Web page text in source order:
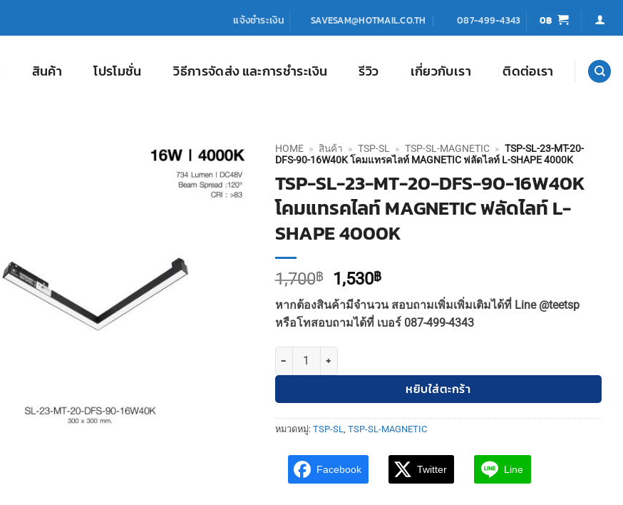
แจ้งชำระเงิน SAVESAM@HOTMAIL.CO.TH 087-499-4343 0฿
สินค้า โปรโมชั่น วิธีการจัดส่ง และการชำระเงิน รีวิว เกี่ยวกับเรา ติดต่อเรา
HOME » สินค้า » TSP-SL » TSP-SL-MAGNETIC » TSP-SL-23-MT-20-
DFS-90-16W40K โคมแทรคไลท์ MAGNETIC ฟลัดไลท์ L-SHAPE 4000K
TSP-SL-23-MT-20-DFS-90-16W40K
โคมแทรคไลท์ MAGNETIC ฟลัดไลท์ L-
SHAPE 4000K
1,700฿
Original
price
was:
1,700฿.
1,530฿Current
is:
1,530฿.
หากต้องสินค้ามีจำนวน สอบถามเพิ่มเพิ่มเติมได้ที่ Line @teetsp
หรือโทสอบถามได้ที่ เบอร์ 087-499-4343
จำนวน TSP-SL-23-MT-20-DFS-90-16W40K โคมแทรคไลท์ MAGNETIC ฟลัดไลท์
หยิบใส่ตะกร้า
หมวดหมู่: TSP-SL TSP-SL-MAGNETIC
Facebook Twitter Line